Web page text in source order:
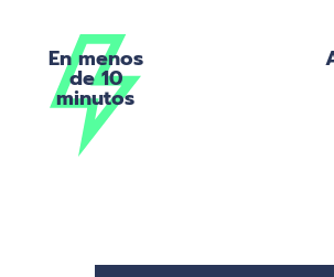
En menos
de 10
minutos